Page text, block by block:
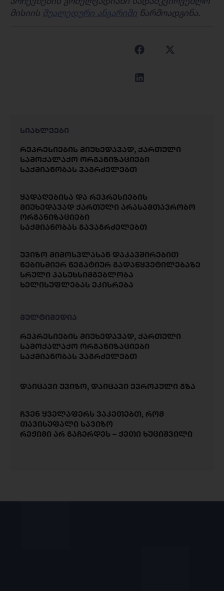
მისიის შუალედური ანგარიში წარმოადგინა.
სიახლეები
რეპრესიების მიუხედავად, ქართული
სამოქალაქო ორგანიზაციები
საქმიანობას ვაგრძელებთ
ყადაღებისა და რეპრესიების
მიუხედავად ქართული არასამთავრობო
ორგანიზაციები
საქმიანობას გავაგრძელებთ
უვიზო მიმოსვლასან დაკავშირებით
ნებისმიერ ნეგატიურ გადაწყვეტილებაზე
სრული პასუხსიმგებლობა
ხელისუფლებას ეკისრება
მულტიმედია
რეპრესიების მიუხედავად, ქართული
სამოქალაქო ორგანიზაციები
საქმიანობას ვაგრძელებთ
დაიცავი უვიზო, დაიცავი ევროპული გზა
ჩვენ ყველაფერს ვაკეთებთ, რომ
თავისუფალი სავიზო
რეჟიმი არ გაჩერდეს – ქეთი ხუციშვილი